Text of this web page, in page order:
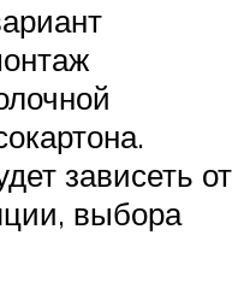
зависеть от
выбора